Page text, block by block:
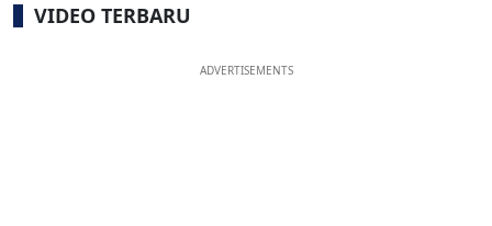
VIDEO TERBARU
ADVERTISEMENTS